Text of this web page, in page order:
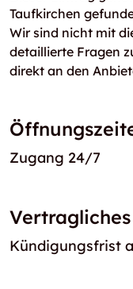
Taufkirchen
Wir sind nicht mit
detaillierte Fragen
direkt an den
Zugang 24/7
Vertragliches
Kündigungsfrist